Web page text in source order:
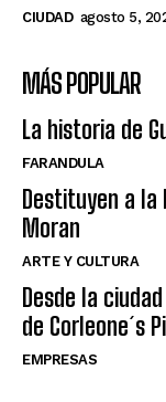
CIUDAD agosto 5,
MÁS POPULAR
La historia de
FARANDULA
Destituyen a la
Moran
ARTE Y CULTURA
Desde la
de Corleone´s
EMPRESAS